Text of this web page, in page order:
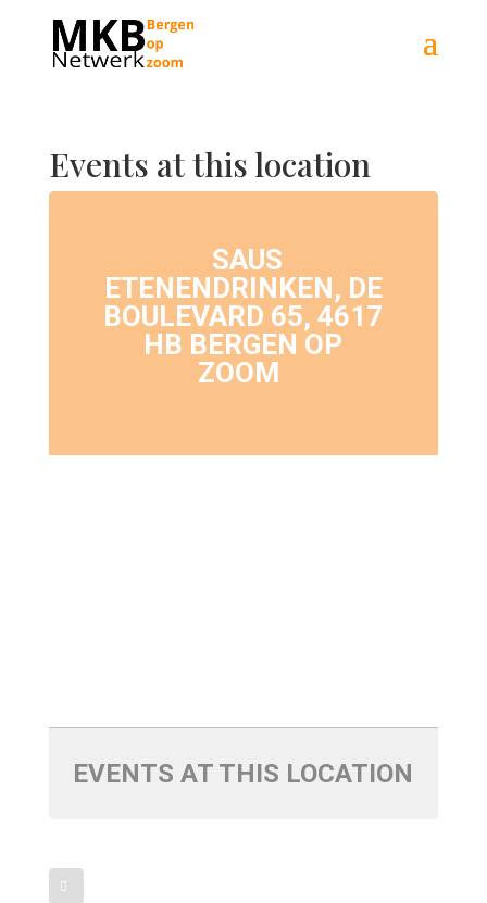
Events at this location
SAUS
ETENENDRINKEN, DE
BOULEVARD 65, 4617
HB BERGEN OP
ZOOM
EVENTS AT THIS LOCATION